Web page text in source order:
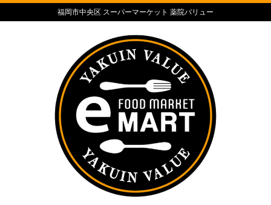
福岡市中央区 スーパーマーケット 薬院バリュー